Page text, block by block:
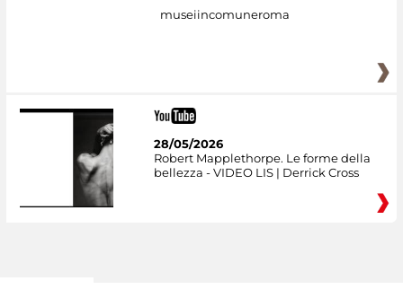
museiincomuneroma
28/05/2026
Robert Mapplethorpe. Le forme della
bellezza - VIDEO LIS | Derrick Cross